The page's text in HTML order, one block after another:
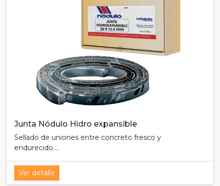
Junta Nódulo Hidro expansible
Sellado de uniones entre concreto fresco y
endurecido....
Ver detalle